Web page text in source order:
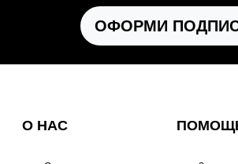
ОФОРМИ
О НАС